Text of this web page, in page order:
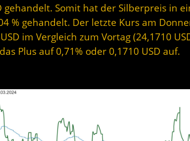
gehandelt. Somit hat der Silberpreis in
% gehandelt. Der letzte Kurs am
im Vergleich zum Vortag (24,1710
Plus auf 0,71% oder 0,1710 USD auf.